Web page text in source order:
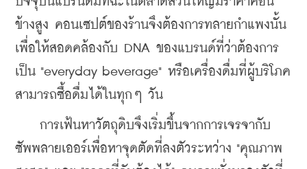
ข้างสูง คอนเซปต์ของร้านจึงต้องการทลายกำแพงนั้น
เพื่อให้สอดคล้องกับ DNA ของแบรนด์ที่ว่าต้องการ
เป็น "everyday beverage" หรือเครื่องดื่มที่ผู้บริโภค
สามารถซื้อดื่มได้ในทุกๆ วัน
การเฟ้นหาวัตถุดิบจึงเริ่มขึ้นจากการเจรจากับ
ซัพพลายเออร์เพื่อหาจุดตัดที่ลงตัวระหว่าง "คุณภาพ